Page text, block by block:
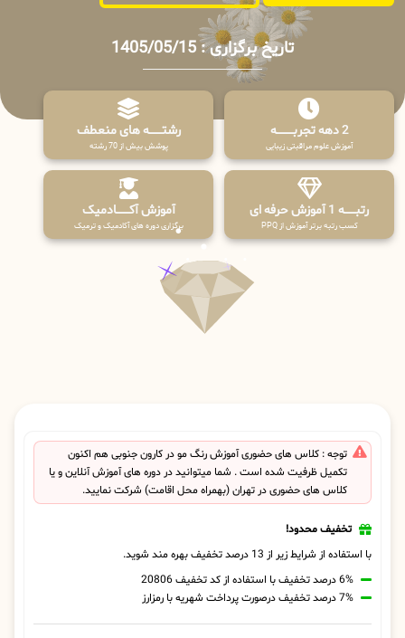
تاریخ برگزاری : 1405/05/15
2 دهه تجربـــــــــه
آموزش علوم مراقبتی زیبایی
رشتـــــــه های منعطف
پوشش بیش از 70 رشته
رتبــــــه 1 آموزش حرفه ای
کسب رتبه برتر آموزش از PPQ
آموزش آکـــــــادمیک
برگزاری دوره های آکادمیک و ترمیک
توجه : کلاس های حضوری آموزش رنگ مو در کارون جنوبی هم اکنون
تکمیل ظرفیت شده است . شما میتوانید در دوره های آموزش آنلاین و یا
کلاس های حضوری در تهران (بهمراه محل اقامت) شرکت نمایید.
تخفیف محدود!
با استفاده از شرایط زیر از 13 درصد تخفیف بهره مند شوید.
6% درصد تخفیف با استفاده از کد تخفیف 20806
7% درصد تخفیف درصورت پرداخت شهریه با رمزارز